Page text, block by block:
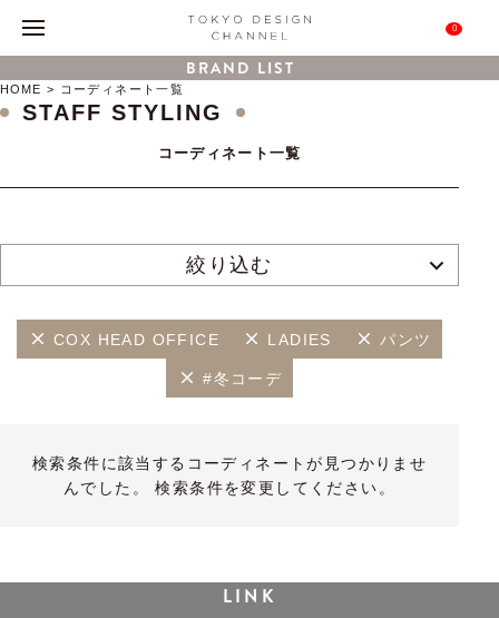
0
BRAND LIST
HOME コーディネート一覧
STAFF STYLING
コーディネート一覧
絞り込む
COX HEAD OFFICE LADIES パンツ
#冬コーデ
検索条件に該当するコーディネートが見つかりませ
んでした。 検索条件を変更してください。
LINK